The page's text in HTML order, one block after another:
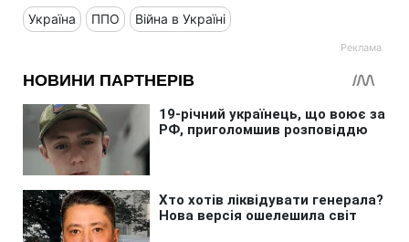
Україна ППО Війна в Україні